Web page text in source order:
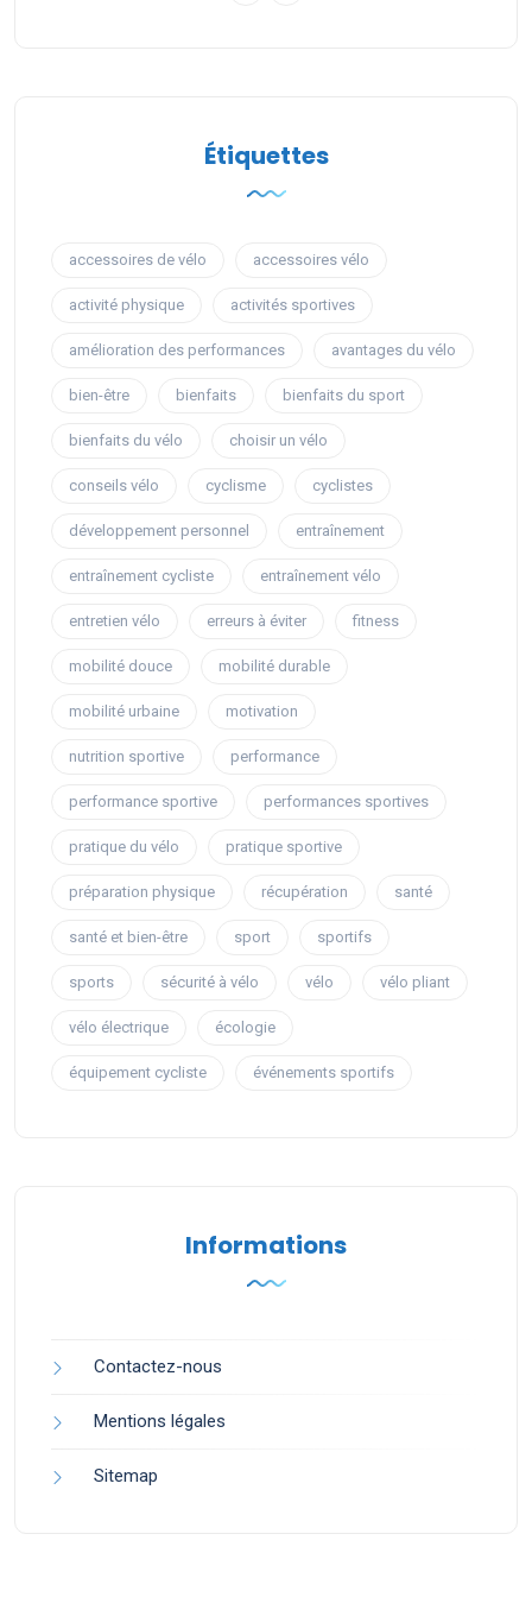
Étiquettes
accessoires de vélo accessoires vélo
activité physique activités sportives
amélioration des performances avantages du vélo
bien-être bienfaits bienfaits du sport
bienfaits du vélo choisir un vélo
conseils vélo cyclisme cyclistes
développement personnel entraînement
entraînement cycliste entraînement vélo
entretien vélo erreurs à éviter fitness
mobilité douce mobilité durable
mobilité urbaine motivation
nutrition sportive performance
performance sportive performances sportives
pratique du vélo pratique sportive
préparation physique récupération santé
santé et bien-être sport sportifs
sports sécurité à vélo vélo vélo pliant
vélo électrique écologie
équipement cycliste événements sportifs
Informations
Contactez-nous
Mentions légales
Sitemap